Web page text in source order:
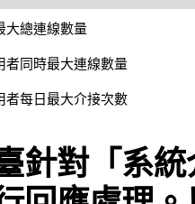
大總連線數量
者同時最大連線數量
者每日最大介接次數
針對「系